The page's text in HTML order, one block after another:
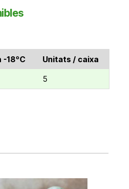
-18ºC
Unitats / caixa
5